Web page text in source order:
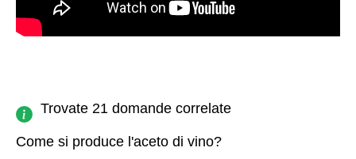
Trovate 21 domande correlate
Come si produce l'aceto di vino?